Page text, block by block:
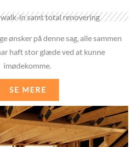
in samt total renovering
ønsker på denne sag, alle sammen
haft stor glæde ved at kunne
imødekomme.
SE MERE